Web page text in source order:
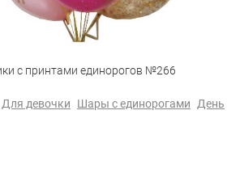
с принтами единорогов №266
Для девочки Шары с единорогами
День